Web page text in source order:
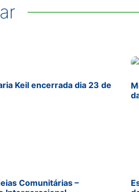
Keil encerrada dia 23 de
Comunitárias –